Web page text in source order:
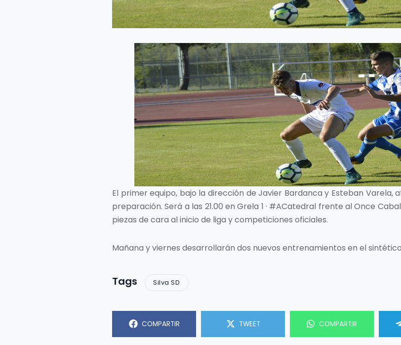
El primer equipo, bajo la dirección de Javier Bardanca y Esteban
preparación. Será a las 21.00 en Grela 1 · #ACatedral frente al Once
piezas de cara al inicio de liga y competiciones oficiales.
Mañana y viernes desarrollarán dos nuevos entrenamientos en el
Tags Silva SD
COMPARTIR TWEET COMPARTIR